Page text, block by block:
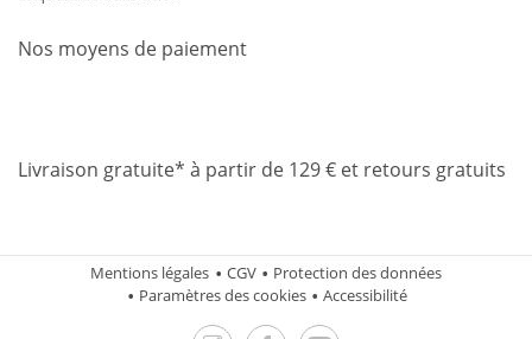
Nos moyens de paiement
Livraison gratuite* à partir de 129 € et retours gratuits
Mentions légales CGV
Protection des données
Paramètres des cookies
Accessibilité